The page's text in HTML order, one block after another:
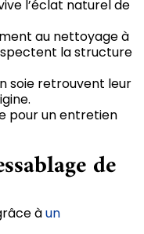
l’éclat naturel de
au nettoyage à
la structure
soie retrouvent leur
pour un entretien
de
àun